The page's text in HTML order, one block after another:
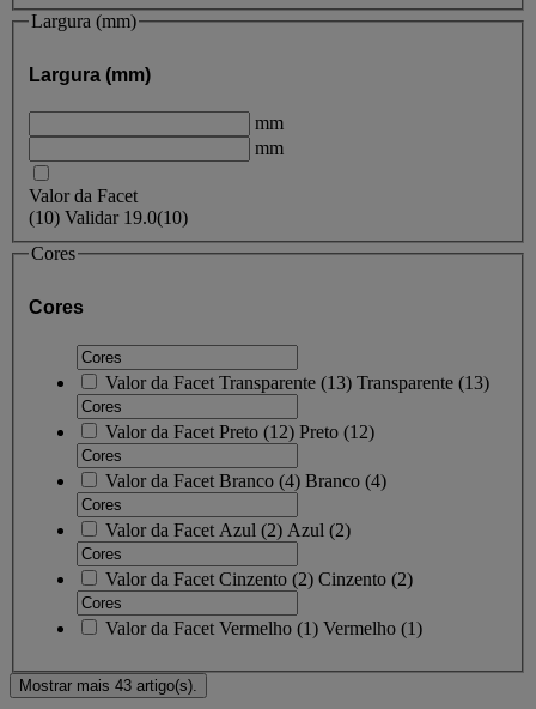
Largura (mm)
Largura (mm)
mm
mm
Valor da Facet
(10) Validar 19.0(10)
Cores
Cores
Valor da Facet Transparente (13) Transparente (13)
Valor da Facet Preto (12) Preto (12)
Valor da Facet Branco (4) Branco (4)
Valor da Facet Azul (2) Azul (2)
Valor da Facet Cinzento (2) Cinzento (2)
Valor da Facet Vermelho (1) Vermelho (1)
Mostrar mais 43 artigo(s).